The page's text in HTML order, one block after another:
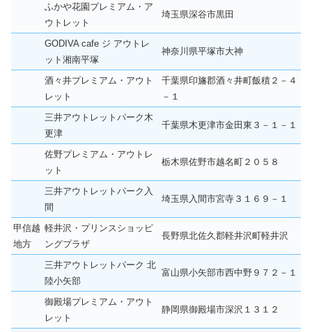
ふかや花園プレミアム・ア
ウトレット
埼玉県深谷市黒田
GODIVA cafe ジ アウトレ
ット湘南平塚
神奈川県平塚市大神
酒々井プレミアム・アウト
レット
千葉県印旛郡酒々井町飯積２－４
－１
三井アウトレットパーク木
更津
千葉県木更津市金田東３－１－１
佐野プレミアム・アウトレ
ット
栃木県佐野市越名町２０５８
三井アウトレットパーク入
間
埼玉県入間市宮寺３１６９－１
甲信越
地方
軽井沢・プリンスショッピ
ングプラザ
長野県北佐久郡軽井沢町軽井沢
三井アウトレットパーク 北
陸小矢部
富山県小矢部市西中野９７２－１
御殿場プレミアム・アウト
レット
静岡県御殿場市深沢１３１２